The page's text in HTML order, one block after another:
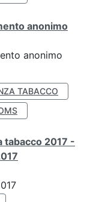
anonimo
anonimo
TABACCO
tabacco 2017 -